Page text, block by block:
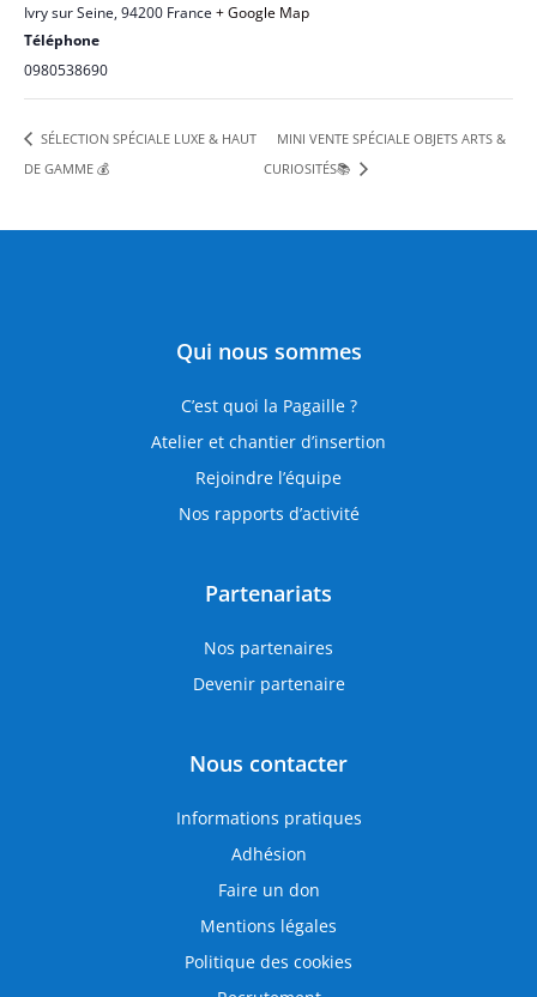
Ivry sur Seine,94200 France + Google Map
Téléphone
0980538690
SÉLECTION SPÉCIALE LUXE & HAUT
DE GAMME 💰
MINI VENTE SPÉCIALE OBJETS ARTS &
CURIOSITÉS📚
Qui nous sommes
C’est quoi la Pagaille ?
Atelier et chantier d’insertion
Rejoindre l’équipe
Nos rapports d’activité
Partenariats
Nos partenaires
Devenir partenaire
Nous contacter
Informations pratiques
Adhésion
Faire un don
Mentions légales
Politique des cookies